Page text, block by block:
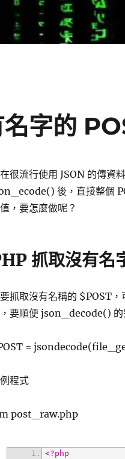
字的
很流行使用 JSON 的傳資
後，直接整個
，要怎麼做呢？
抓取沒有名
抓取沒有名稱的
要順便 json_decode() 的
=
程式
post_raw.php
<?php